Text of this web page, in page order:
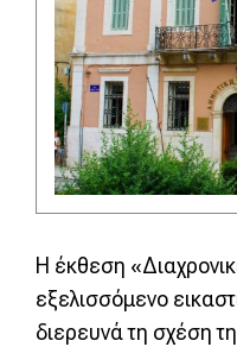
Η έκθεση
εξελισσόμενο
διερευνά τη σχέση